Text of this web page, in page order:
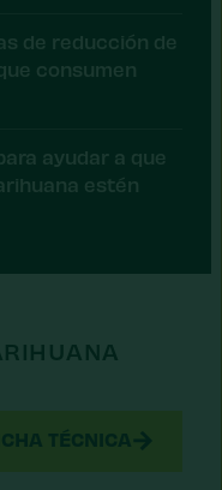
de reducción de
consumen
ayudar a que
estén